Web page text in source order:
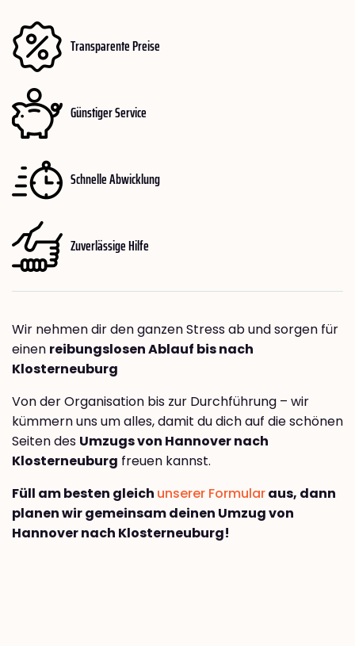
Transparente Preise
Günstiger Service
Schnelle Abwicklung
Zuverlässige Hilfe
Wir nehmen dir den ganzen Stress ab und sorgen für
einen reibungslosen Ablauf bis nach
Klosterneuburg
Von der Organisation bis zur Durchführung – wir
kümmern uns um alles, damit du dich auf die schönen
Seiten des Umzugs von Hannover nach
Klosterneuburg freuen kannst.
Füll am besten gleich unserer Formularaus, dann
planen wir gemeinsam deinen Umzug von
Hannover nach Klosterneuburg!